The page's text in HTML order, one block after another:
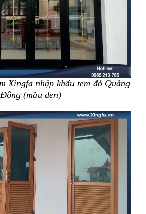
Xingfa nhập khẩu tem đỏ Quảng
Đông (mầu đen)